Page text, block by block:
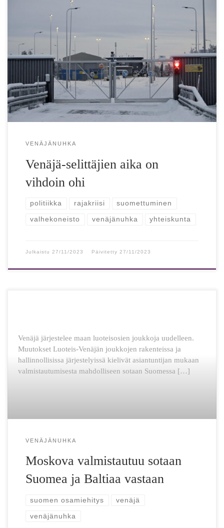
Vuosikymmenien ajan Suomi ummisti kirjoittajan mukaan
silmänsä naapurin rikoksilta. Silmien ummistamisesta suurin
kiitos kuuluu Venäjä-selittäjien eliitille, jotka saivat lähes
yksinoikeudella […]
VENÄJÄNUHKA
Venäjä-selittäjien aika on
vihdoin ohi
politiikka rajakriisi suomettuminen
valhekoneisto venäjänuhka yhteiskunta
Julkaistu 27/11/2023 Päivitetty 27/11/2023
Venäjä järjestelee maan luoteisosien joukkoja uudelleen.
Muutokset Luoteis-Venäjän joukkojen rakenteissa ja
hallinnollisissa järjestelyissä kielivät asiantuntijan mukaan
valmistautumisesta mahdolliseen sotaan Suomessa […]
VENÄJÄNUHKA
Moskova valmistautuu sotaan
Suomea ja Baltiaa vastaan
suomen osamiehitys venäjä
venäjänuhka